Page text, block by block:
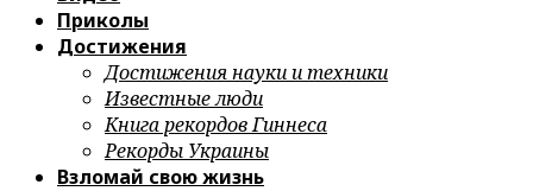
Приколы
Достижения
Достижения науки и техники
Известные люди
Книга рекордов Гиннеса
Рекорды Украины
Взломай свою жизнь